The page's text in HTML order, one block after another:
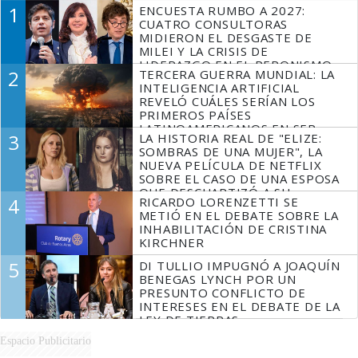
1
ENCUESTA RUMBO A 2027:
CUATRO CONSULTORAS
MIDIERON EL DESGASTE DE
MILEI Y LA CRISIS DE
LIDERAZGO EN EL PERONISMO
2
TERCERA GUERRA MUNDIAL: LA
INTELIGENCIA ARTIFICIAL
REVELÓ CUÁLES SERÍAN LOS
PRIMEROS PAÍSES
LATINOAMERICANOS EN SER
DERROTADOS
3
LA HISTORIA REAL DE "ELIZE:
SOMBRAS DE UNA MUJER", LA
NUEVA PELÍCULA DE NETFLIX
SOBRE EL CASO DE UNA ESPOSA
QUE DESCUARTIZÓ A SU
MARIDO
4
RICARDO LORENZETTI SE
METIÓ EN EL DEBATE SOBRE LA
INHABILITACIÓN DE CRISTINA
KIRCHNER
5
DI TULLIO IMPUGNÓ A JOAQUÍN
BENEGAS LYNCH POR UN
PRESUNTO CONFLICTO DE
INTERESES EN EL DEBATE DE LA
LEY DE TIERRAS
Espacio Publicitario